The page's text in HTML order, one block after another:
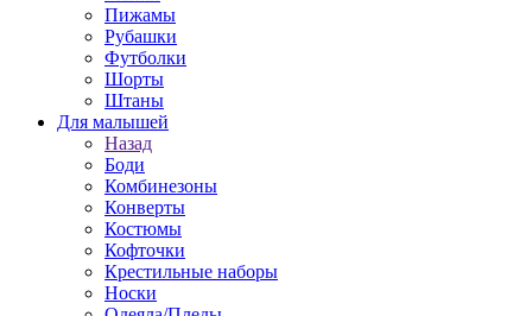
Пижамы
Рубашки
Футболки
Шорты
Штаны
Для малышей
Назад
Боди
Комбинезоны
Конверты
Костюмы
Кофточки
Крестильные наборы
Носки